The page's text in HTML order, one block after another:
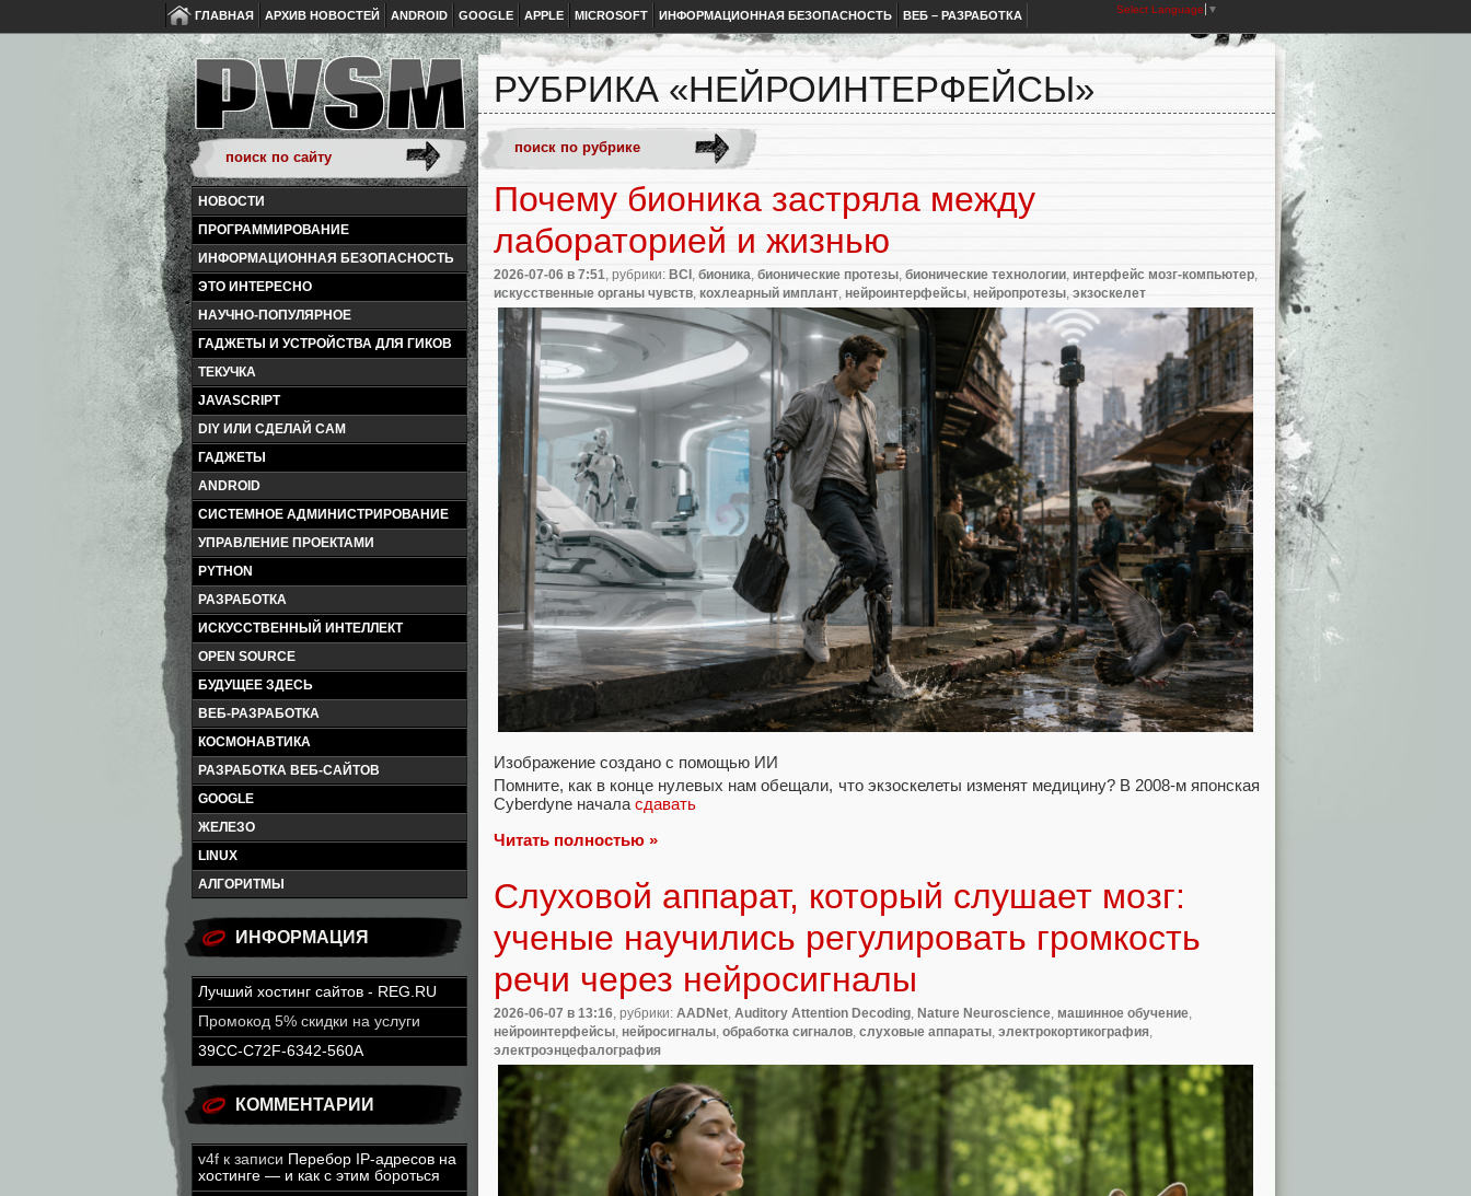
ГЛАВНАЯ АРХИВ НОВОСТЕЙ ANDROID GOOGLE APPLE MICROSOFT ИНФОРМАЦИОННАЯ БЕЗОПАСНОСТЬ ВЕБ – РАЗРАБОТКА Select Language ▼
НОВОСТИ
ПРОГРАММИРОВАНИЕ
ИНФОРМАЦИОННАЯ БЕЗОПАСНОСТЬ
ЭТО ИНТЕРЕСНО
НАУЧНО-ПОПУЛЯРНОЕ
ГАДЖЕТЫ И УСТРОЙСТВА ДЛЯ ГИКОВ
ТЕКУЧКА
JAVASCRIPT
DIY ИЛИ СДЕЛАЙ САМ
ГАДЖЕТЫ
ANDROID
СИСТЕМНОЕ АДМИНИСТРИРОВАНИЕ
УПРАВЛЕНИЕ ПРОЕКТАМИ
PYTHON
РАЗРАБОТКА
ИСКУССТВЕННЫЙ ИНТЕЛЛЕКТ
OPEN SOURCE
БУДУЩЕЕ ЗДЕСЬ
ВЕБ-РАЗРАБОТКА
КОСМОНАВТИКА
РАЗРАБОТКА ВЕБ-САЙТОВ
GOOGLE
ЖЕЛЕЗО
LINUX
АЛГОРИТМЫ
ИНФОРМАЦИЯ
Лучший хостинг сайтов - REG.RU
Промокод 5% скидки на услуги
39CC-C72F-6342-560A
КОММЕНТАРИИ
v4f к записи Перебор IP-адресов на
хостинге — и как с этим бороться
РУБРИКА «НЕЙРОИНТЕРФЕЙСЫ»
Почему бионика застряла между
лабораторией и жизнью
2026-07-06 в 7:51 , рубрики: BCI бионика бионические протезы бионические технологии интерфейс мозг-компьютер
искусственные органы чувств кохлеарный имплант нейроинтерфейсы нейропротезы экзоскелет
Изображение создано с помощью ИИ
Помните, как в конце нулевых нам обещали, что экзоскелеты изменят медицину? В 2008‑м японская
Cyberdyne начала сдавать
Читать полностью »
Слуховой аппарат, который слушает мозг:
ученые научились регулировать громкость
речи через нейросигналы
2026-06-07 в 13:16 , рубрики: AADNet Auditory Attention Decoding Nature Neuroscience машинное обучение
нейроинтерфейсы нейросигналы обработка сигналов слуховые аппараты электрокортикография
электроэнцефалография